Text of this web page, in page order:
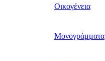
Οικογένεια
Μονογράμματα